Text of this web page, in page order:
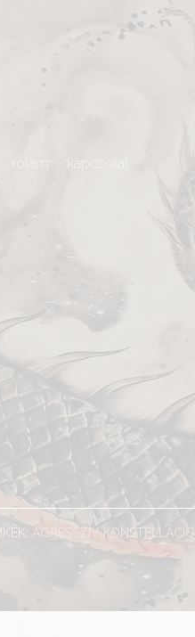
kapcsolat
AGRESSZÍV KONSTELLÁCIÓ